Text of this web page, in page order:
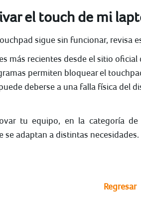
el touch de mi
sigue sin funcionar, revisa
más recientes desde el sitio oficial
permiten bloquear el
deberse a una falla física del
tu equipo, en la categoría de
adaptan a distintas necesidades.
Regresar